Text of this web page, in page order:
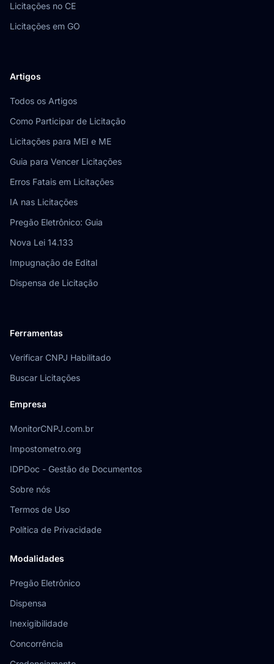
Licitações no CE
Licitações em GO
Artigos
Todos os Artigos
Como Participar de Licitação
Licitações para MEI e ME
Guia para Vencer Licitações
Erros Fatais em Licitações
IA nas Licitações
Pregão Eletrônico: Guia
Nova Lei 14.133
Impugnação de Edital
Dispensa de Licitação
Ferramentas
Verificar CNPJ Habilitado
Buscar Licitações
Empresa
MonitorCNPJ.com.br
Impostometro.org
IDPDoc - Gestão de Documentos
Sobre nós
Termos de Uso
Política de Privacidade
Modalidades
Pregão Eletrônico
Dispensa
Inexigibilidade
Concorrência